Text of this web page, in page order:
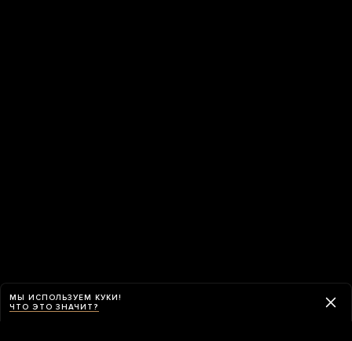
МЫ ИСПОЛЬЗУЕМ КУКИ!
ЧТО ЭТО ЗНАЧИТ?